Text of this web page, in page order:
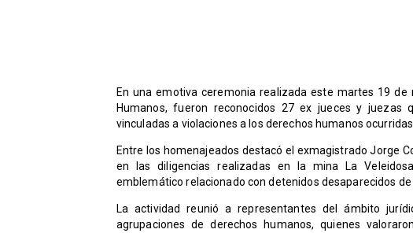
En una emotiva ceremonia realizada este martes 19
Humanos, fueron reconocidos 27 ex jueces y juezas
vinculadas a violaciones a los derechos humanos
Entre los homenajeados destacó el exmagistrado Jorge
en las diligencias realizadas en la mina La
emblemático relacionado con detenidos desaparecidos de
La actividad reunió a representantes del ámbito
agrupaciones de derechos humanos, quienes